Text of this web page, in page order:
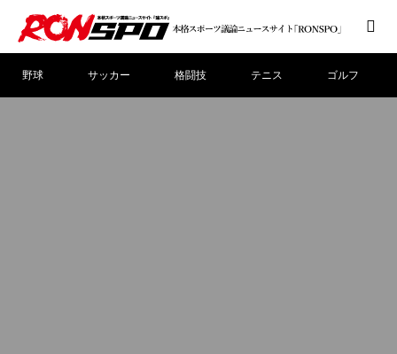
野球 サッカー 格闘技 テニス ゴルフ